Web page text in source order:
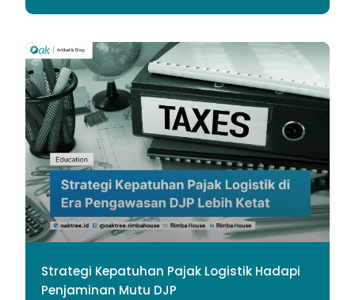
Strategi Kepatuhan Pajak Logistik Hadapi
Penjaminan Mutu DJP